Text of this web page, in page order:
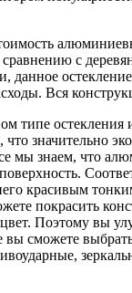
сравнению с
данное
Вся
типе остекления
значительно
мы знаем, что
красивым
покрасить
Поэтому вы
вы сможете